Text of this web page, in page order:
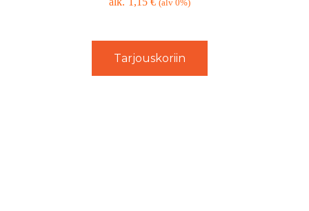
(alv 0%)
Tarjouskoriin